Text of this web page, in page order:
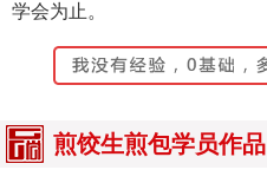
学会为止。
煎饺生煎包学员作品